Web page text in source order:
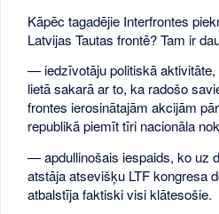
Kāpēc tagadējie Interfrontes
Latvijas Tautas frontē? Tam ir
— iedzīvotāju politiskā
lietā sakarā ar to, ka radošo
frontes ierosinātajām akcijām
republikā piemīt tīri nacionāla
— apdullinošais iespaids, ko uz
atstāja atsevišķu LTF kongresa
atbalstīja faktiski visi klātesošie.